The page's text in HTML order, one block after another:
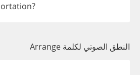
?
النطق الصوتي لكلمة Arrange